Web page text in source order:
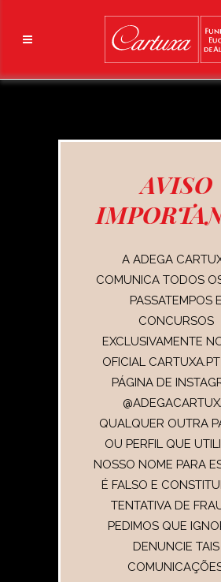
AVISO
A ADEGA
COMUNICA TODOS
PASSATEMPOS E
CONCURSOS
EXCLUSIVAMENTE
OFICIAL
PÁGINA DE
QUALQUER OUTRA
OU PERFIL QUE
NOSSO NOME PARA
É FALSO E
TENTATIVA DE
PEDIMOS QUE
DENUNCIE TAIS